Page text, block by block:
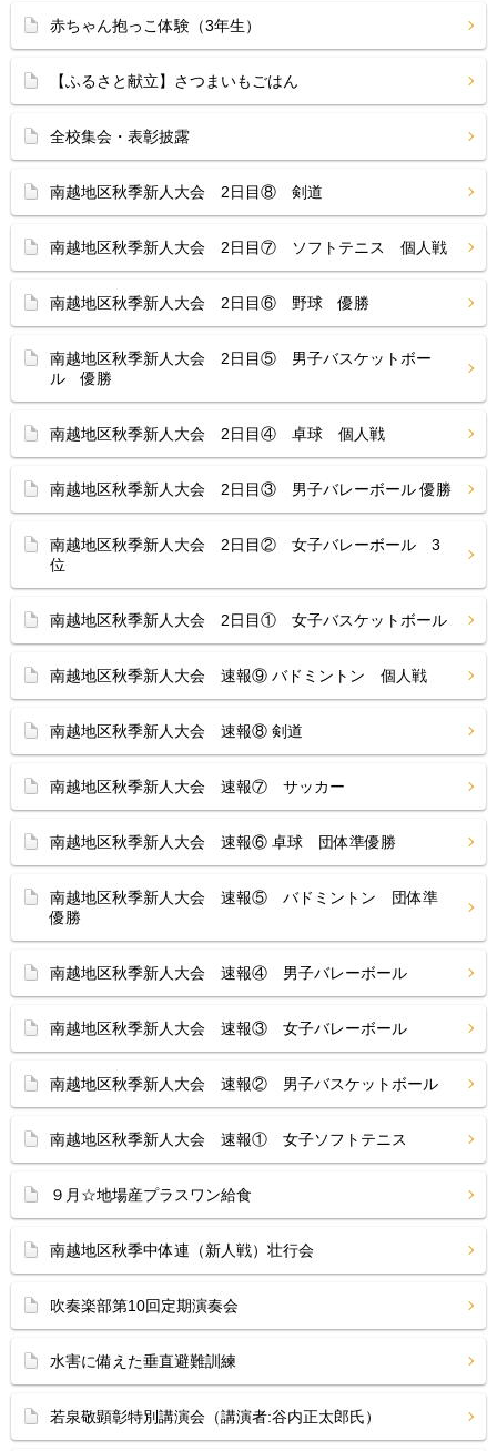
赤ちゃん抱っこ体験（3年生）
【ふるさと献立】さつまいもごはん
全校集会・表彰披露
南越地区秋季新人大会 2日目⑧ 剣道
南越地区秋季新人大会 2日目⑦ ソフトテニス 個人戦
南越地区秋季新人大会 2日目⑥ 野球 優勝
南越地区秋季新人大会 2日目⑤ 男子バスケットボー
ル 優勝
南越地区秋季新人大会 2日目④ 卓球 個人戦
南越地区秋季新人大会 2日目③ 男子バレーボール 優勝
南越地区秋季新人大会 2日目② 女子バレーボール 3
位
南越地区秋季新人大会 2日目① 女子バスケットボール
南越地区秋季新人大会 速報⑨ バドミントン 個人戦
南越地区秋季新人大会 速報⑧ 剣道
南越地区秋季新人大会 速報⑦ サッカー
南越地区秋季新人大会 速報⑥ 卓球 団体準優勝
南越地区秋季新人大会 速報⑤ バドミントン 団体準
優勝
南越地区秋季新人大会 速報④ 男子バレーボール
南越地区秋季新人大会 速報③ 女子バレーボール
南越地区秋季新人大会 速報② 男子バスケットボール
南越地区秋季新人大会 速報① 女子ソフトテニス
９月☆地場産プラスワン給食
南越地区秋季中体連（新人戦）壮行会
吹奏楽部第10回定期演奏会
水害に備えた垂直避難訓練
若泉敬顕彰特別講演会（講演者:谷内正太郎氏）